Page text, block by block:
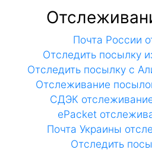
Почта России
Отследить посылку
Отследить посылку с
Отслеживание
СДЭК
ePacket
Почта Украины
Отследить